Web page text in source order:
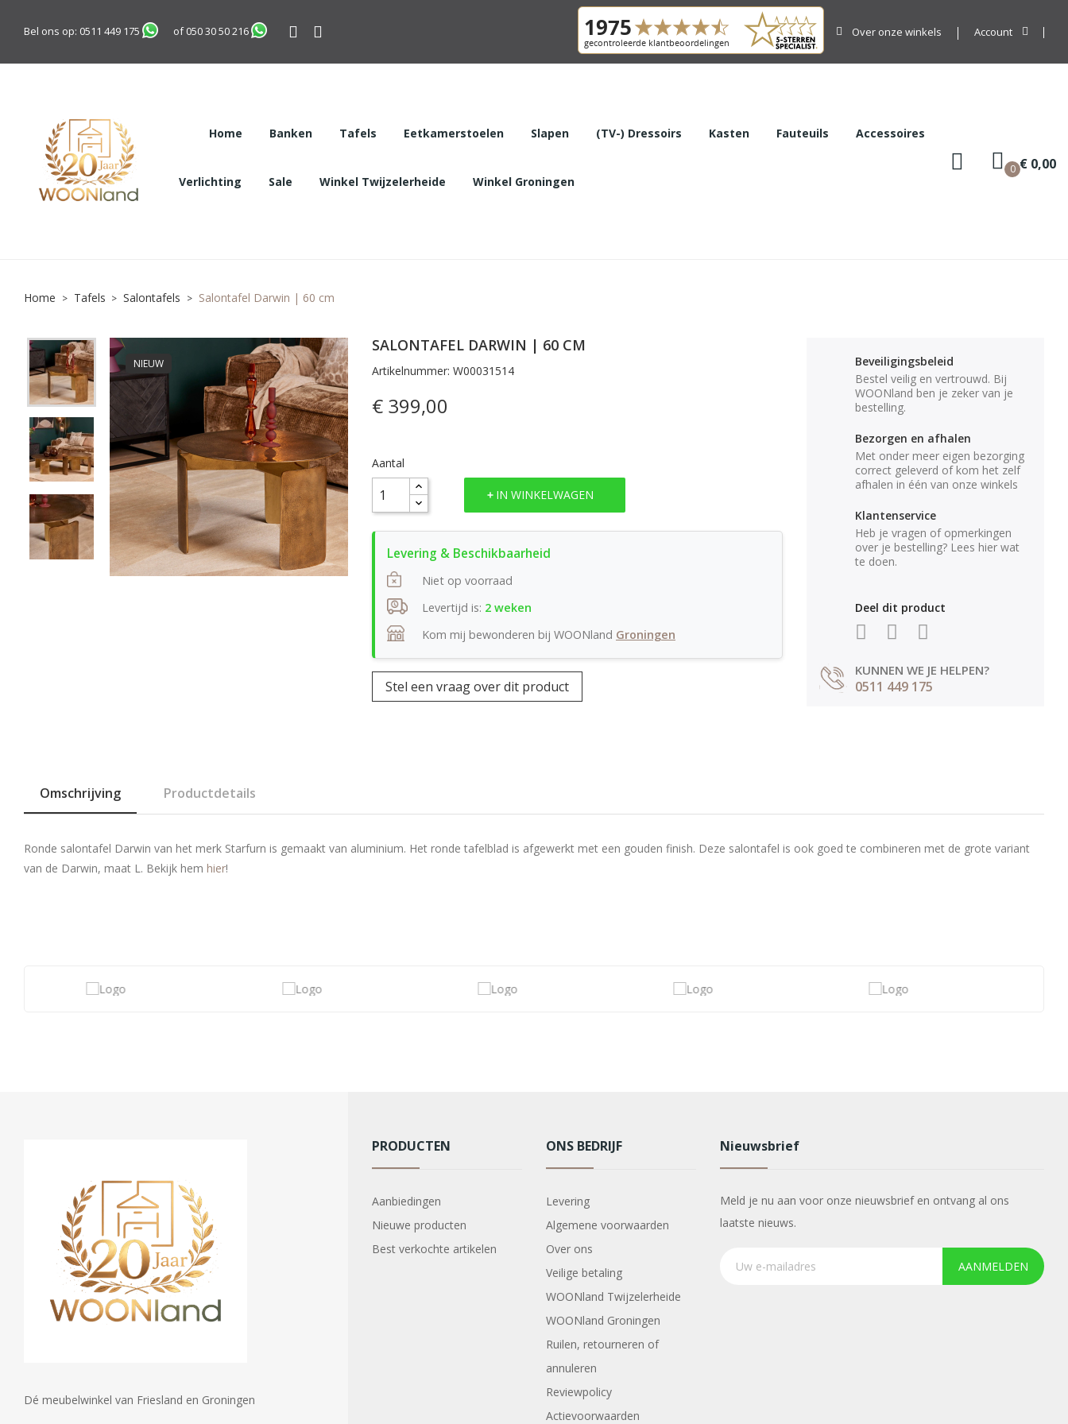
Bel ons op: 0511 449 175 of050 30 50 216 Over onze winkels Account
Home Banken Tafels Eetkamerstoelen Slapen (TV-) Dressoirs Kasten Fauteuils Accessoires
Verlichting Sale Winkel Twijzelerheide Winkel Groningen
0 € 0,00
Home Tafels Salontafels Salontafel Darwin | 60 cm
NIEUW
SALONTAFEL DARWIN | 60 CM
Artikelnummer: W00031514
€ 399,00
Aantal
IN WINKELWAGEN
Niet op voorraad
Levertijd is: 2 weken
Kom mij bewonderen bij WOONland Groningen
Stel een vraag over dit product
Beveiligingsbeleid
Bestel veilig en vertrouwd. Bij
WOONland ben je zeker van je
bestelling.
Bezorgen en afhalen
Met onder meer eigen bezorging
correct geleverd of kom het zelf
afhalen in één van onze winkels
Klantenservice
Heb je vragen of opmerkingen
over je bestelling? Lees hier wat
te doen.
Deel dit product
KUNNEN WE JE HELPEN?
0511 449 175
Omschrijving Productdetails
Ronde salontafel Darwin van het merk Starfurn is gemaakt van aluminium. Het ronde tafelblad is afgewerkt met een gouden finish. Deze salontafel is ook goed te combineren met de grote variant
van de Darwin, maat L. Bekijk hem hier!
Dé meubelwinkel van Friesland en Groningen
PRODUCTEN
Aanbiedingen
Nieuwe producten
Best verkochte artikelen
ONS BEDRIJF
Levering
Algemene voorwaarden
Over ons
Veilige betaling
WOONland Twijzelerheide
WOONland Groningen
Ruilen, retourneren of
annuleren
Reviewpolicy
Actievoorwaarden
Nieuwsbrief
Meld je nu aan voor onze nieuwsbrief en ontvang al ons
laatste nieuws.
AANMELDEN